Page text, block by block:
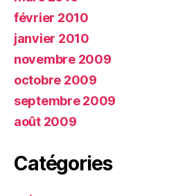
février 2010
janvier 2010
novembre 2009
octobre 2009
septembre 2009
août 2009
Catégories